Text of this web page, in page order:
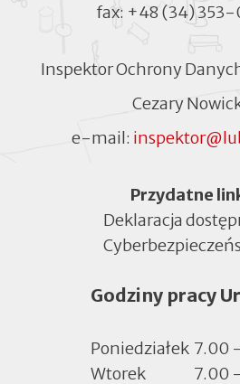
fax: +48 (34)
Inspektor Ochrony
Cezary
e-mail:
MenuPrzydatne
Deklaracja
Godziny pracy
Poniedziałek 7.00
Wtorek
7.00